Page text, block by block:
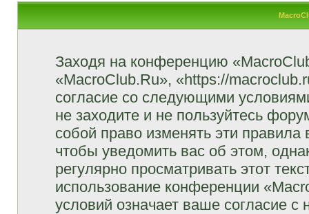
Заходя на конференцию
«MacroClub.Ru», «https://
согласие со следующими
не заходите и не пользуйтесь
собой право изменять эти
чтобы уведомить вас об этом,
регулярно просматривать этот
использование конференции
условий означает ваше согласие с